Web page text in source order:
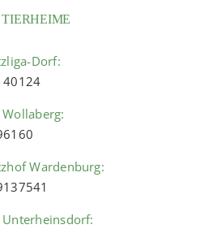
Dorf:
40124
Wardenburg: